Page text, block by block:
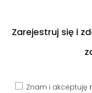
Zarejestruj się i
Znam i akceptuję